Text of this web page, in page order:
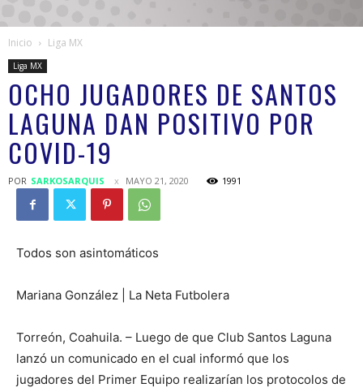
Inicio Liga MX
Liga MX
OCHO JUGADORES DE SANTOS
LAGUNA DAN POSITIVO POR
COVID-19
POR SARKOSARQUIS MAYO 21, 2020 1991
Todos son asintomáticos
Mariana González | La Neta Futbolera
Torreón, Coahuila. – Luego de que Club Santos Laguna
lanzó un comunicado en el cual informó que los
jugadores del Primer Equipo realizarían los protocolos de